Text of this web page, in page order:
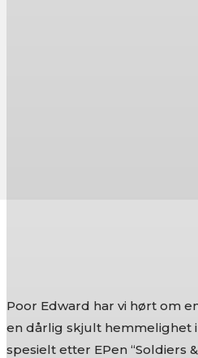
Poor Edward har vi hørt om
en dårlig skjult hemmelighet
spesielt etter EPen “Soldiers